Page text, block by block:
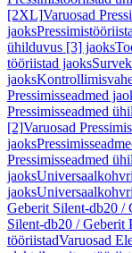
[2XL]Varuosad
jaoks
ühilduvus [3] jaoks
tööriistad jaoks
jaoks
Pressimisseadmed
Pressimisseadmed
[2]Varuosad
jaoks
Pressimisseadmed
jaoks
jaoks
Geberit Silent-db20 /
Silent-db20 / Geberit
tööriistadVaruosad